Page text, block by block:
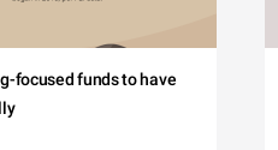
focused funds to have